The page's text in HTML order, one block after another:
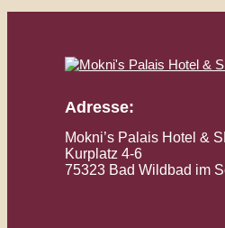
Adresse:
Mokni’s Palais Hotel &
Kurplatz 4-6
75323 Bad Wildbad im